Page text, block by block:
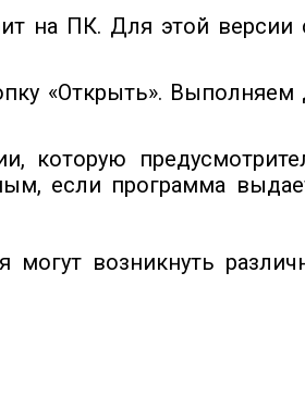
на ПК. Для этой версии
«Открыть». Выполняем
которую
если программа
возникнуть